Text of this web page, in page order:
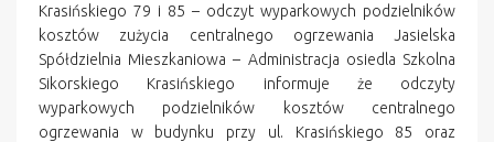
Krasińskiego 79 i 85 – odczyt wyparkowych podzielników
kosztów zużycia centralnego ogrzewania Jasielska
Spółdzielnia Mieszkaniowa – Administracja osiedla Szkolna
Sikorskiego Krasińskiego informuje że odczyty
wyparkowych podzielników kosztów centralnego
ogrzewania w budynku przy ul. Krasińskiego 85 oraz